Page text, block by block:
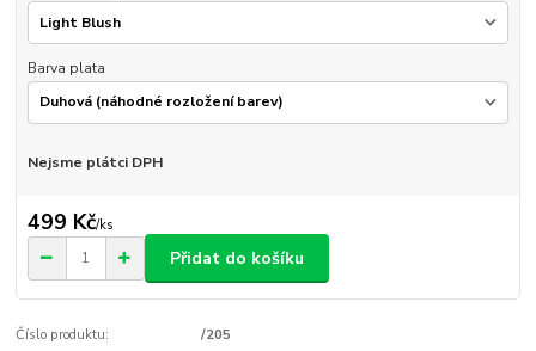
Barva plata
Nejsme plátci DPH
499 Kč/ks
Přidat do košíku
Číslo produktu: /205